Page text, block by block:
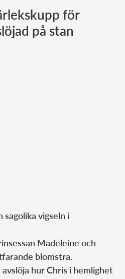
kungahuset
kungahuset
för
på stan
sagolika vigseln i
Madeleine och
blomstra.
hur Chris i hemlighet